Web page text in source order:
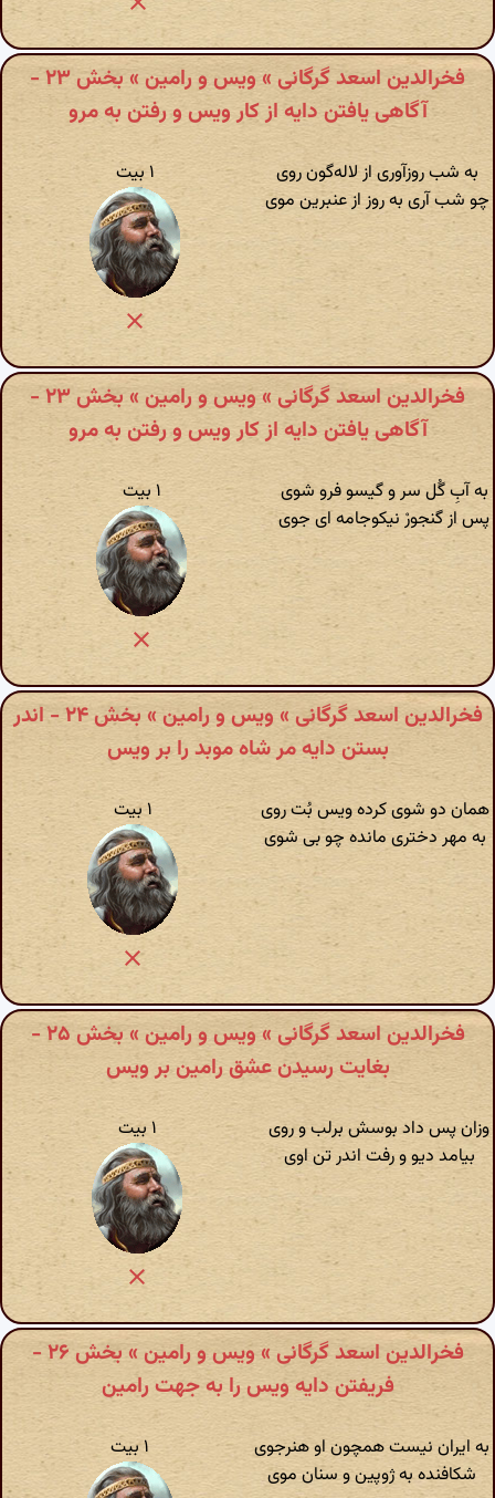
فخرالدین اسعد گرگانی » ویس و رامین » بخش ۲۳ -
آگاهى یافتن دایه از کار ویس و رفتن به مرو
به شب روزآوری از لاله‌گون روی
چو شب آری به روز از عنبرین موی
۱ بیت
فخرالدین اسعد گرگانی » ویس و رامین » بخش ۲۳ -
آگاهى یافتن دایه از کار ویس و رفتن به مرو
به آبِ گُل سر و گیسو فرو شوی
پس از گنجورْ نیکوجامه ای جوی
۱ بیت
فخرالدین اسعد گرگانی » ویس و رامین » بخش ۲۴ - اندر
بستن دایه مر شاه موبد را بر ویس
همان دو شوی کرده ویس بُت روی
به مهر دختری مانده چو بی شوی
۱ بیت
فخرالدین اسعد گرگانی » ویس و رامین » بخش ۲۵ -
بغایت رسیدن عشق رامین بر ویس
وزان پس داد بوسش برلب و روی
بیامد دیو و رفت اندر تن اوی
۱ بیت
فخرالدین اسعد گرگانی » ویس و رامین » بخش ۲۶ -
فریفتن دایه ویس را به جهت رامین
به ایران نیست همچون او هنرجوی
شکافنده به ژوپین و سنان موی
۱ بیت